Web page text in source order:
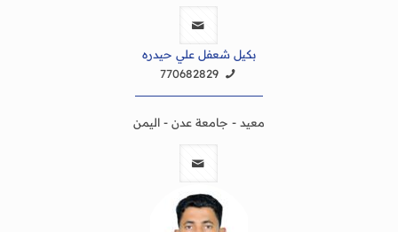
بكيل شعفل علي حيدره
770682829
معيد - جامعة عدن - اليمن